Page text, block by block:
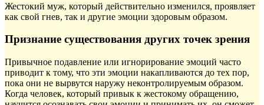
Жестокий муж, который действительно изменился, проявляет
как свой гнев, так и другие эмоции здоровым образом.
Признание существования других точек зрения
Привычное подавление или игнорирование эмоций часто
приводит к тому, что эти эмоции накапливаются до тех пор,
пока они не вырвутся наружу неконтролируемым образом.
Когда человек, который привык к жестокому обращению,